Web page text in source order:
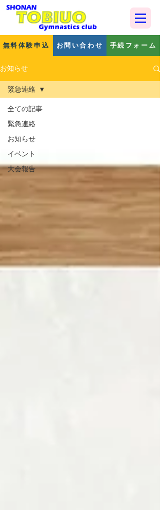
無料体験申込 お問い合わせ 手続フォーム
お知らせ
全ての記事
緊急連絡
お知らせ
イベント
大会報告
緊急連絡